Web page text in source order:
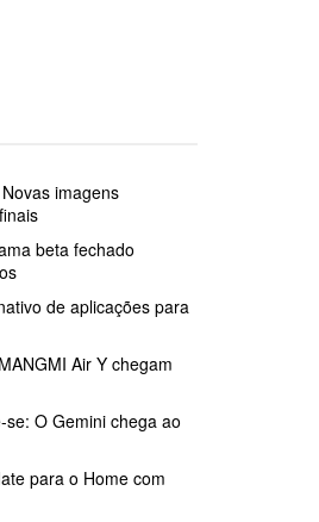
imagens
beta fechado
de aplicações para
Air Y chegam
O Gemini chega ao
para o Home com